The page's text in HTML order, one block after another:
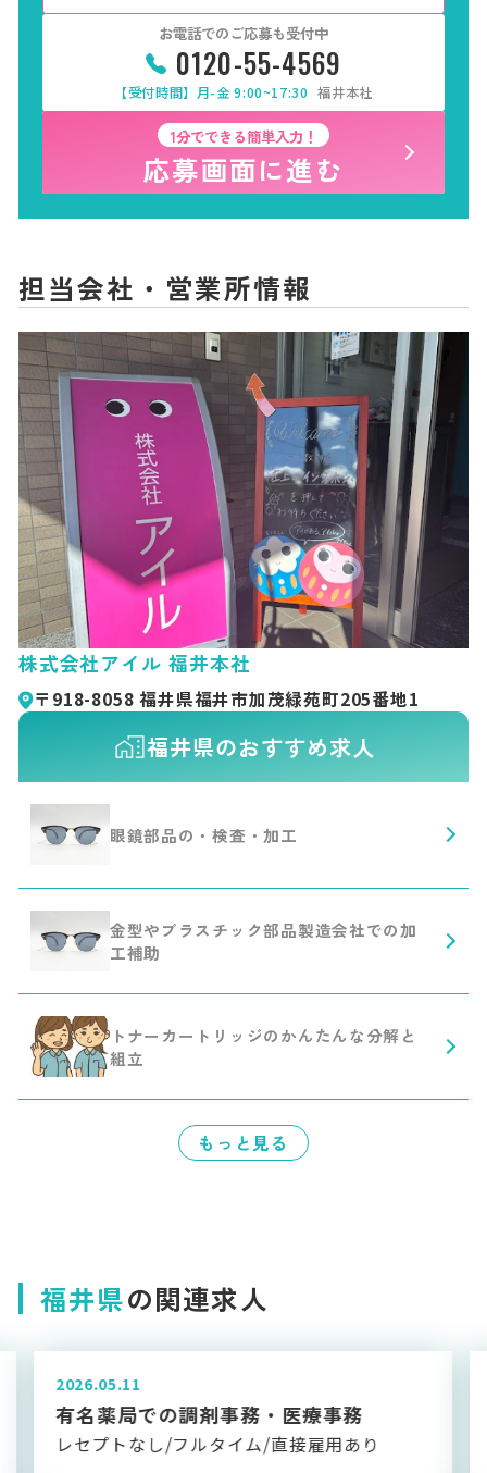
お電話でのご応募も受付中
0120-55-4569
【受付時間】月-金 9:00~17:30 福井本社
1分でできる簡単入力！
応募画面に進む
担当会社・営業所情報
株式会社アイル 福井本社
〒918-8058 福井県福井市加茂緑苑町205番地1
福井県のおすすめ求人
眼鏡部品の・検査・加工
金型やプラスチック部品製造会社での加
工補助
トナーカートリッジのかんたんな分解と
組立
もっと見る
福井県の関連求人
2026.05.11
週3日～ 医療法人での介護事務
就業日数相談可/土日祝休み/学歴不問